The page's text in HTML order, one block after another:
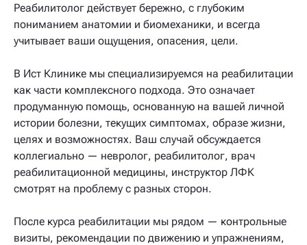
Реабилитолог действует бережно, с глубоким
пониманием анатомии и биомеханики, и всегда
учитывает ваши ощущения, опасения, цели.
В Ист Клинике мы специализируемся на реабилитации
как части комплексного подхода. Это означает
продуманную помощь, основанную на вашей личной
истории болезни, текущих симптомах, образе жизни,
целях и возможностях. Ваш случай обсуждается
коллегиально — невролог, реабилитолог, врач
реабилитационной медицины, инструктор ЛФК
смотрят на проблему с разных сторон.
После курса реабилитации мы рядом — контрольные
визиты, рекомендации по движению и упражнениям,